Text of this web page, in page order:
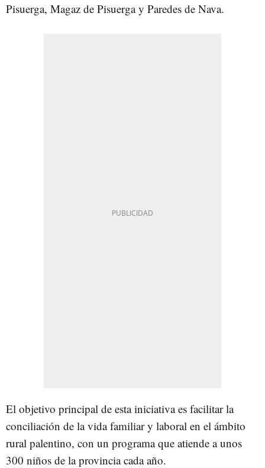
Pisuerga, Magaz de Pisuerga y Paredes de Nava.
El objetivo principal de esta iniciativa es facilitar la
conciliación de la vida familiar y laboral en el ámbito
rural palentino, con un programa que atiende a unos
300 niños de la provincia cada año.